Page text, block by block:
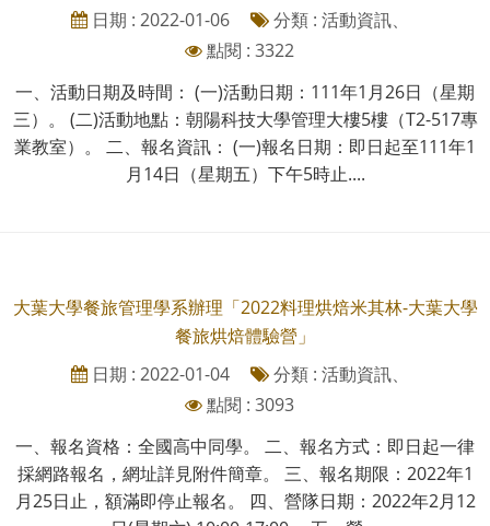
日期 : 2022-01-06
分類 : 活動資訊、
點閱 : 3322
一、活動日期及時間： (一)活動日期：111年1月26日（星期
三）。 (二)活動地點：朝陽科技大學管理大樓5樓（T2-517專
業教室）。 二、報名資訊： (一)報名日期：即日起至111年1
月14日（星期五）下午5時止....
大葉大學餐旅管理學系辦理「2022料理烘焙米其林-大葉大學
餐旅烘焙體驗營」
日期 : 2022-01-04
分類 : 活動資訊、
點閱 : 3093
一、報名資格：全國高中同學。 二、報名方式：即日起一律
採網路報名，網址詳見附件簡章。 三、報名期限：2022年1
月25日止，額滿即停止報名。 四、營隊日期：2022年2月12